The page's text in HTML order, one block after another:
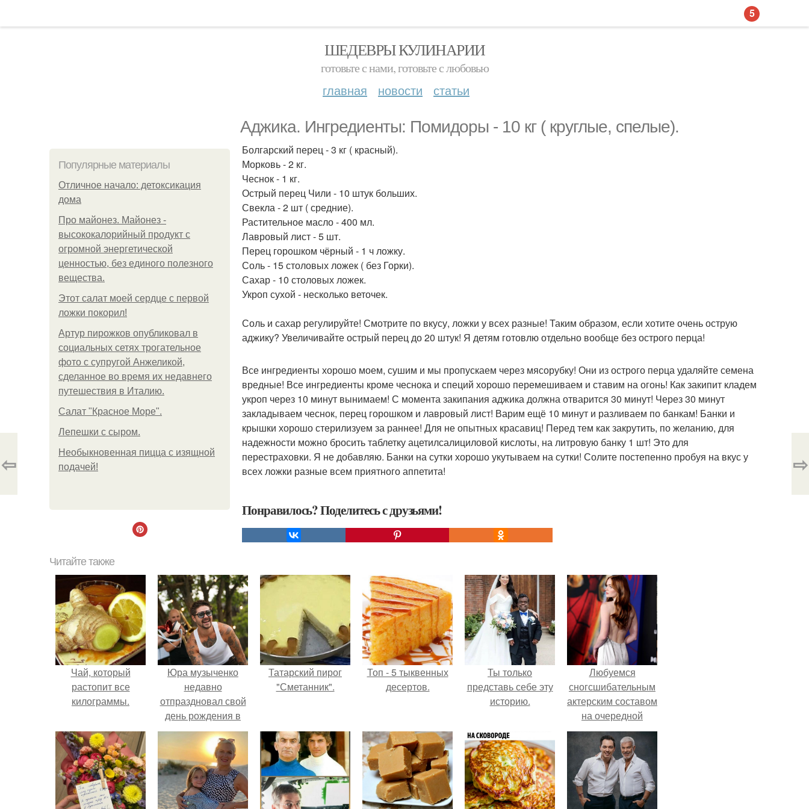
ШЕДЕВРЫ КУЛИНАРИИ
готовьте с нами, готовьте с любовью
главная новости статьи
Аджика. Ингредиенты: Помидоры - 10 кг ( круглые, спелые).
Популярные материалы
Отличное начало: детоксикация
дома
Про майонез. Майонез -
высококалорийный продукт с
огромной энергетической
ценностью, без единого полезного
вещества.
Этот салат моей сердце с первой
ложки покорил!
Артур пирожков опубликовал в
социальных сетях трогательное
фото с супругой Анжеликой,
сделанное во время их недавнего
путешествия в Италию.
Салат "Красное Море".
Лепешки с сыром.
Необыкновенная пицца с изящной
подачей!
Болгарский перец - 3 кг ( красный).
Морковь - 2 кг.
Чеснок - 1 кг.
Острый перец Чили - 10 штук больших.
Свекла - 2 шт ( средние).
Растительное масло - 400 мл.
Лавровый лист - 5 шт.
Перец горошком чёрный - 1 ч ложку.
Соль - 15 столовых ложек ( без Горки).
Сахар - 10 столовых ложек.
Укроп сухой - несколько веточек.
Соль и сахар регулируйте! Смотрите по вкусу, ложки у всех разные! Таким образом, если хотите очень острую
аджику? Увеличивайте острый перец до 20 штук! Я детям готовлю отдельно вообще без острого перца!
Все ингредиенты хорошо моем, сушим и мы пропускаем через мясорубку! Они из острого перца удаляйте семена
вредные! Все ингредиенты кроме чеснока и специй хорошо перемешиваем и ставим на огонь! Как закипит кладем
укроп через 10 минут вынимаем! С момента закипания аджика должна отварится 30 минут! Через 30 минут
закладываем чеснок, перец горошком и лавровый лист! Варим ещё 10 минут и разливаем по банкам! Банки и
крышки хорошо стерилизуем за раннее! Для не опытных красавиц! Перед тем как закрутить, по желанию, для
надежности можно бросить таблетку ацетилсалициловой кислоты, на литровую банку 1 шт! Это для
перестраховки. Я не добавляю. Банки на сутки хорошо укутываем на сутки! Солите постепенно пробуя на вкус у
всех ложки разные всем приятного аппетита!
Понравилось? Поделитесь с друзьями!
⇦ ⇨
Читайте также
Чай, который
растопит все
килограммы.
Юра музыченко
недавно
отпраздновал свой
день рождения в
кругу самых
близких и родных
людей.
Татарский пирог
"Сметанник".
Топ - 5 тыквенных
десертов.
Ты только
представь себе эту
историю.
Любуемся
сногсшибательным
актерским составом
на очередной
премьере нового
человека - паука.
5